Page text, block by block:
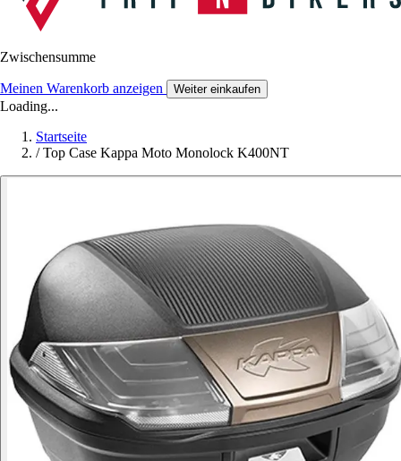
Zwischensumme
Meinen Warenkorb anzeigen Weiter einkaufen
Loading...
Startseite
/ Top Case Kappa Moto Monolock K400NT